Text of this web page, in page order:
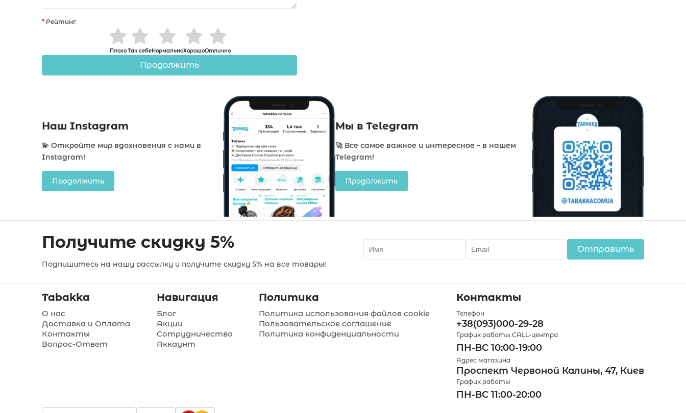
Рейтинг
ПлохоТак себеНормальноХорошоОтлично
Продолжить
Наш Instagram
💫 Откройте мир вдохновения с нами в
Instagram!
Продолжить
Мы в Telegram
🚀 Все самое важное и интересное – в нашем
Telegram!
Продолжить
Получите скидку 5%
Подпишитесь на нашу рассылку и получите скидку 5% на все товары!
Отправить
Tabakka
О нас
Доставка и Оплата
Контакты
Вопрос-Ответ
Навигация
Блог
Акции
Сотрудничество
Аккаунт
Политика
Политика использования файлов cookie
Пользовательское соглашение
Политика конфиденциальности
Контакты
Телефон
+38(093)000-29-28
График работы CALL-центра
ПН-ВС 10:00-19:00
Адрес магазина
Проспект Червоной Калины, 47, Киев
График работы
ПН-ВС 11:00-20:00